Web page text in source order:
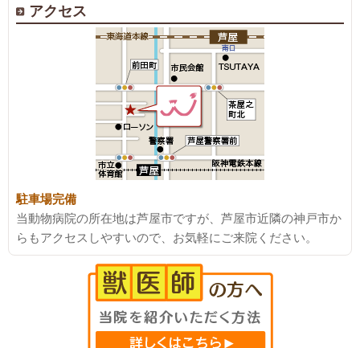
アクセス
駐車場完備
当動物病院の所在地は芦屋市ですが、芦屋市近隣の神戸市か
らもアクセスしやすいので、お気軽にご来院ください。